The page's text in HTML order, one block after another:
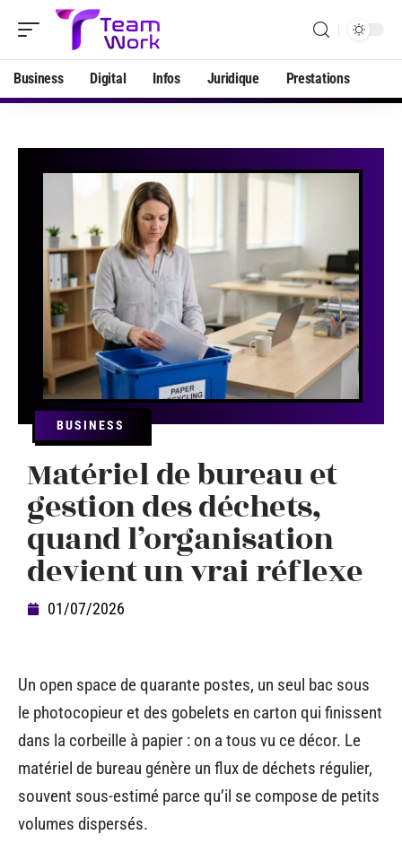
Business Digital Infos Juridique Prestations
BUSINESS
Matériel de bureau et
gestion des déchets,
quand l’organisation
devient un vrai réflexe
01/07/2026
Un open space de quarante postes, un seul bac sous
le photocopieur et des gobelets en carton qui finissent
dans la corbeille à papier : on a tous vu ce décor. Le
matériel de bureau génère un flux de déchets régulier,
souvent sous-estimé parce qu’il se compose de petits
volumes dispersés.